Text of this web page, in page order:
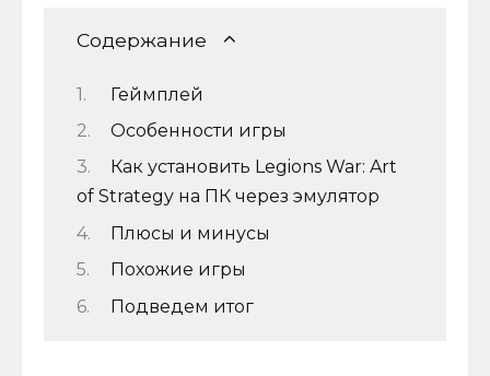
Содержание
Геймплей
Особенности игры
Как установить Legions War: Art
of Strategy на ПК через эмулятор
Плюсы и минусы
Похожие игры
Подведем итог